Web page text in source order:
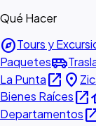
Qué Hacer
exploreTours y
Paquetesairport_shuttle
La Puntaopen_in_new place
Bienes Raícesopen_in_new
Departamentos